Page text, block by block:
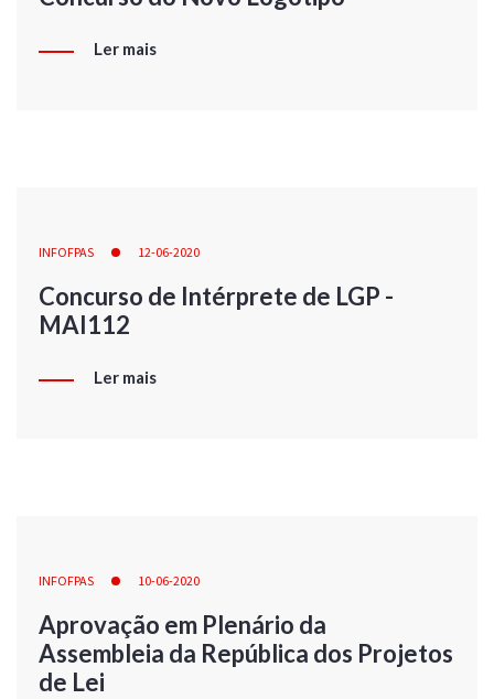
Ler mais
INFOFPAS 12-06-2020
Concurso de Intérprete de LGP -
MAI112
Ler mais
INFOFPAS 10-06-2020
Aprovação em Plenário da
Assembleia da República dos Projetos
de Lei